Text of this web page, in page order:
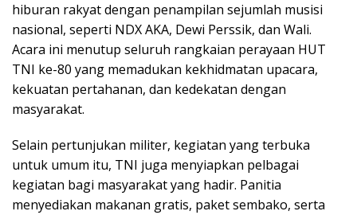
hiburan rakyat dengan penampilan sejumlah musisi
nasional, seperti NDX AKA, Dewi Perssik, dan Wali.
Acara ini menutup seluruh rangkaian perayaan HUT
TNI ke-80 yang memadukan kekhidmatan upacara,
kekuatan pertahanan, dan kedekatan dengan
masyarakat.
Selain pertunjukan militer, kegiatan yang terbuka
untuk umum itu, TNI juga menyiapkan pelbagai
kegiatan bagi masyarakat yang hadir. Panitia
menyediakan makanan gratis, paket sembako, serta